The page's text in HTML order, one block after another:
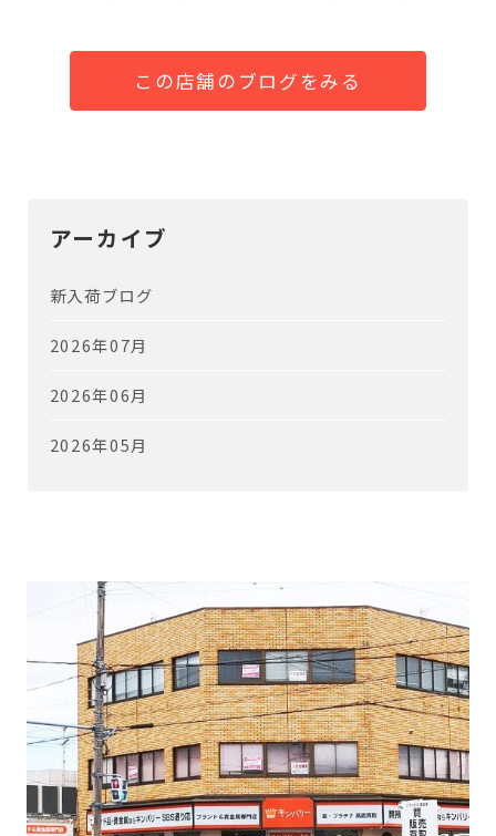
この店舗のブログをみる
アーカイブ
新入荷ブログ
2026年07月
2026年06月
2026年05月